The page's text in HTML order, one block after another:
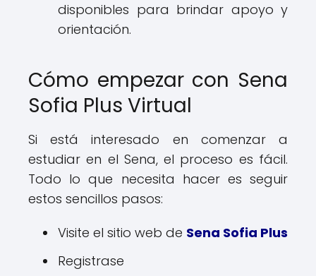
disponibles para brindar apoyo y
orientación.
Cómo empezar con Sena
Sofia Plus Virtual
Si está interesado en comenzar a
estudiar en el Sena, el proceso es fácil.
Todo lo que necesita hacer es seguir
estos sencillos pasos:
Visite el sitio web de Sena Sofia Plus
Registrase